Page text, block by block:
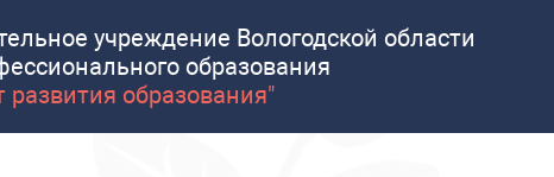
учреждение Вологодской области
образования
развития образования"